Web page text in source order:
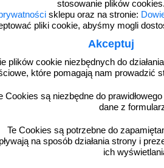
stosowanie plików cookies.
sklepu oraz na stronie:
pliki cookie, abyśmy mogli
Akceptuj
plików cookie niezbędnych do
które pomagają nam prowadzić
Cookies są niezbędne do
dane z
Te Cookies są potrzebne do
na sposób działania strony i
ich
do koszyka
HA008